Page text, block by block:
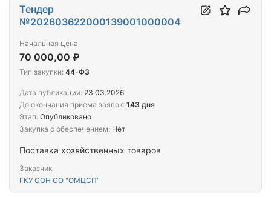
Поставка хозяйственных товаров
Заказчик
ГКУ СОН СО "ОМЦСП"
Тендер
№202603622000139001000004
Начальная цена
70 000,00 ₽
Тип закупки: 44-ФЗ
Дата публикации: 23.03.2026
До окончания приема заявок: 143 дня
Этап: Опубликовано
Закупка с обеспечением: Нет